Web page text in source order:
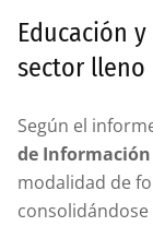
Educación
sector
Según el
de Información
modalidad de
consolidándose